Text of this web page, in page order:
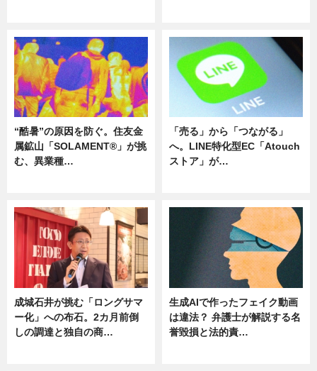
“酷暑”の原因を防ぐ。住友金
属鉱山「SOLAMENT®」が挑
む、異業種…
「売る」から「つながる」
へ。LINE特化型EC「Atouch
ストア」が…
成城石井が挑む「ロングサマ
ー化」への布石。2カ月前倒
しの調達と独自の商…
生成AIで作ったフェイク動画
は違法？ 弁護士が解説する名
誉毀損と法的責…